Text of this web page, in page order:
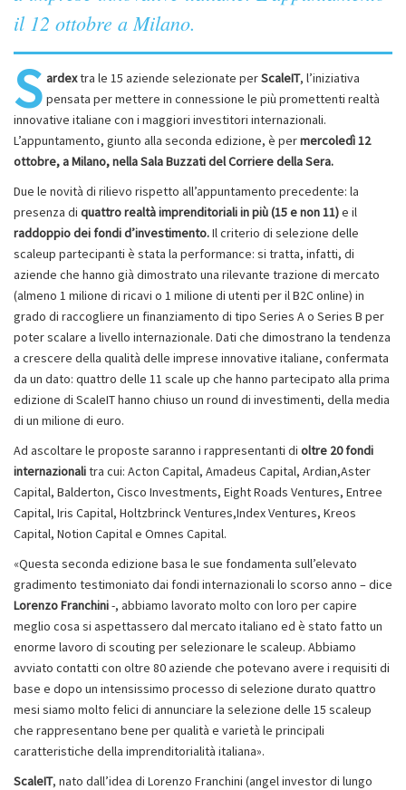
il 12 ottobre a Milano.
S ardextra le 15 aziende selezionate perScaleIT, l’iniziativa
pensata per mettere in connessione le più promettenti realtà
innovative italiane con i maggiori investitori internazionali.
L’appuntamento, giunto alla seconda edizione, è permercoledì 12
ottobre, a Milano, nella Sala Buzzati del Corriere della Sera.
Due le novità di rilievo rispetto all’appuntamento precedente: la
presenza di quattro realtà imprenditoriali in più (15 e non 11)e il
raddoppio dei fondi d’investimento.Il criterio di selezione delle
scaleup partecipanti è stata la performance: si tratta, infatti, di
aziende che hanno già dimostrato una rilevante trazione di mercato
(almeno 1 milione di ricavi o 1 milione di utenti per il B2C online) in
grado di raccogliere un finanziamento di tipo Series A o Series B per
poter scalare a livello internazionale. Dati che dimostrano la tendenza
a crescere della qualità delle imprese innovative italiane, confermata
da un dato: quattro delle 11 scale up che hanno partecipato alla prima
edizione di ScaleIT hanno chiuso un round di investimenti, della media
di un milione di euro.
Ad ascoltare le proposte saranno i rappresentanti di oltre 20 fondi
internazionalitra cui: Acton Capital, Amadeus Capital, Ardian,Aster
Capital, Balderton, Cisco Investments, Eight Roads Ventures, Entree
Capital, Iris Capital, Holtzbrinck Ventures,Index Ventures, Kreos
Capital, Notion Capital e Omnes Capital.
«Questa seconda edizione basa le sue fondamenta sull’elevato
gradimento testimoniato dai fondi internazionali lo scorso anno – dice
Lorenzo Franchini-, abbiamo lavorato molto con loro per capire
meglio cosa si aspettassero dal mercato italiano ed è stato fatto un
enorme lavoro di scouting per selezionare le scaleup. Abbiamo
avviato contatti con oltre 80 aziende che potevano avere i requisiti di
base e dopo un intensissimo processo di selezione durato quattro
mesi siamo molto felici di annunciare la selezione delle 15 scaleup
che rappresentano bene per qualità e varietà le principali
caratteristiche della imprenditorialità italiana».
ScaleIT, nato dall’idea di Lorenzo Franchini (angel investor di lungo